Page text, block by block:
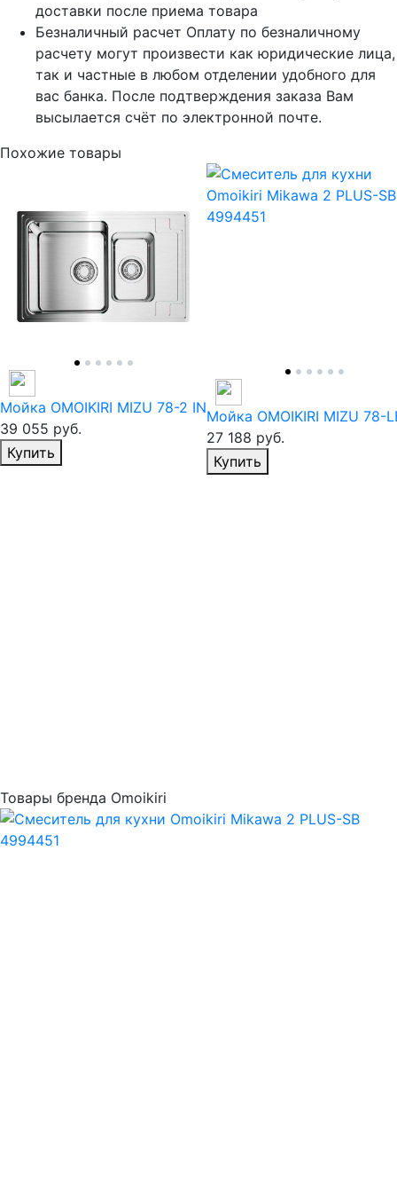
доставки после приема товара
Безналичный расчет Оплату по безналичному
расчету могут произвести как юридические лица,
так и частные в любом отделении удобного для
вас банка. После подтверждения заказа Вам
высылается счёт по электронной почте.
Похожие товары
Мойка OMOIKIRI MIZU 78-2 IN
39 055 руб.
Купить
Мойка OMOIKIRI MIZU 78-
27 188 руб.
Купить
Товары бренда Omoikiri